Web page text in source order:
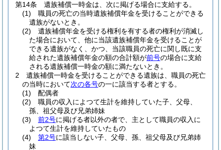
第14条
遺族補償一時金は、次に掲げる場合に支給する。
(1)
職員の死亡の当時遺族補償年金を受けることができる
遺族がないとき。
(2)
遺族補償年金を受ける権利を有する者の権利が消滅し
た場合において、他に当該遺族補償年金を受けることが
できる遺族がなく、かつ、当該職員の死亡に関し既に支
給された遺族補償年金の額の合計額が前号の場合に支給
される遺族補償一時金の額に満たないとき。
2
遺族補償一時金を受けることができる遺族は、職員の死亡
の当時において次の各号の一に該当する者とする。
(1)
配偶者
(2)
職員の収入によつて生計を維持していた子、父母、
孫、祖父母及び兄弟姉妹
(3)
前2号に掲げる者以外の者で、主として職員の収入に
よつて生計を維持していたもの
(4)
第2号に該当しない子、父母、孫、祖父母及び兄弟姉
妹